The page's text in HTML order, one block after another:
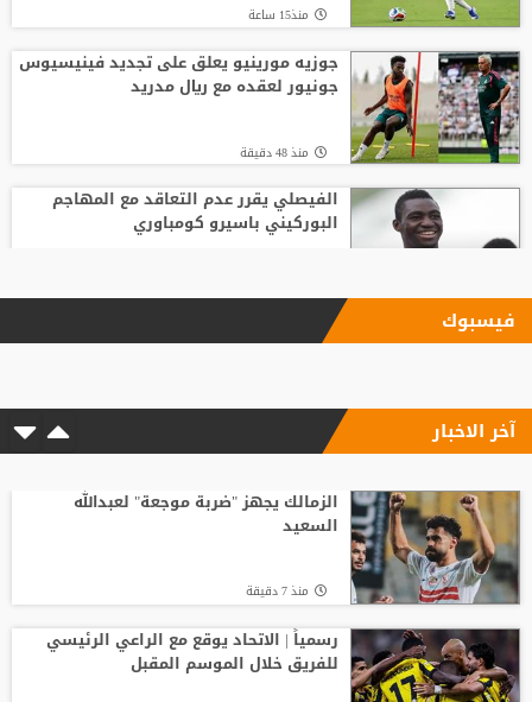
منذ15 ساعة
جوزيه مورينيو يعلق على تجديد فينيسيوس
جونيور لعقده مع ريال مدريد
منذ 48 دقيقة
الفيصلي يقرر عدم التعاقد مع المهاجم
البوركيني باسيرو كومباوري
ليفربول يحسم صفقة أراخو لاعب برشلونة
حكم الفيديو المساعد لأول مرة
باريس سان جيرمان يتوصل إلى اتفاق مع
فيران توريس
فيسبوك
آخر الاخبار
الزمالك يجهز "ضربة موجعة" لعبدالله
السعيد
منذ 7 دقيقة
رسمياً | الاتحاد يوقع مع الراعي الرئيسي
للفريق خلال الموسم المقبل